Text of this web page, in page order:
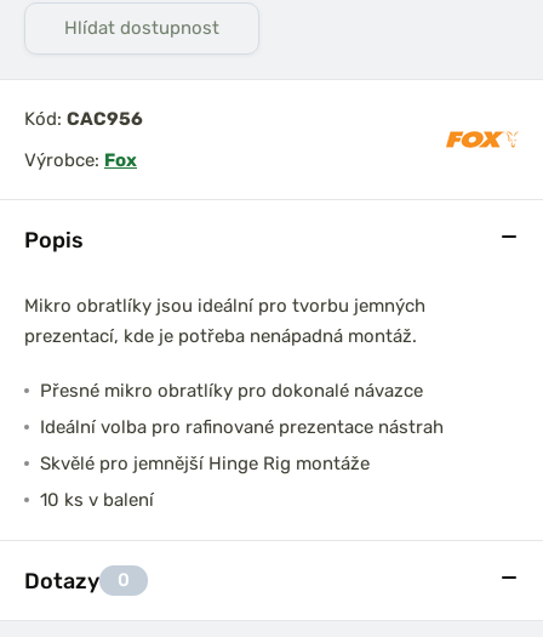
Popis
Mikro obratlíky jsou ideální pro tvorbu jemných
prezentací, kde je potřeba nenápadná montáž.
Přesné mikro obratlíky pro dokonalé návazce
Ideální volba pro rafinované prezentace nástrah
Skvělé pro jemnější Hinge Rig montáže
10 ks v balení
Dotazy 0
Hlídat dostupnost
Kód: CAC956
Výrobce: Fox